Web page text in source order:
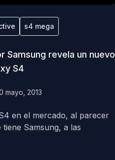
s4 mega
Samsung revela un nuevo
S4
mayo, 2013
en el mercado, al parecer
tiene Samsung, a las